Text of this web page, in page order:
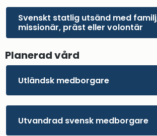
Svenskt statlig utsänd med
missionär, präst eller volontär
Planerad vård
Utländsk medborgare
Utvandrad svensk medborgare